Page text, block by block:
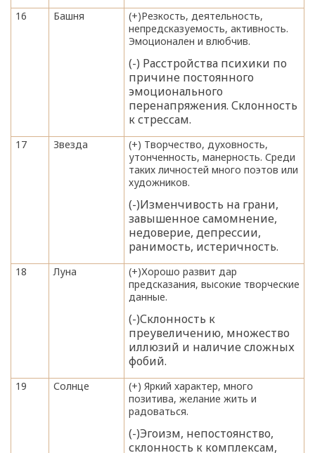
16 Башня
(+)Резкость, деятельность,
непредсказуемость, активность.
Эмоционален и влюбчив.
(-) Расстройства психики по
причине постоянного
эмоционального
перенапряжения. Склонность
к стрессам.
17 Звезда
(+) Творчество, духовность,
утонченность, манерность. Среди
таких личностей много поэтов или
художников.
(-)Изменчивость на грани,
завышенное самомнение,
недоверие, депрессии,
ранимость, истеричность.
18 Луна
(+)Хорошо развит дар
предсказания, высокие творческие
данные.
(-)Склонность к
преувеличению, множество
иллюзий и наличие сложных
фобий.
19 Солнце
(+) Яркий характер, много
позитива, желание жить и
радоваться.
(-)Эгоизм, непостоянство,
склонность к комплексам,